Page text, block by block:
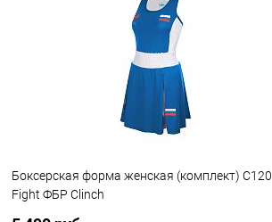
Боксерская форма женская (комплект) C120
Fight ФБР Clinch